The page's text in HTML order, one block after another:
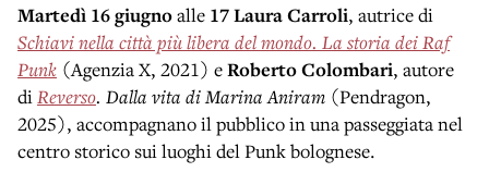
Martedì 16giugnoalle 17Laura Carroli, autrice di
Schiavi nella città più libera del mondo. La storia dei Raf
Punk (Agenzia X, 2021) eRoberto Colombari, autore
diReverso. Dalla vita di Marina Aniram (Pendragon,
2025), accompagnano il pubblico in una passeggiata nel
centro storico sui luoghi del Punk bolognese.